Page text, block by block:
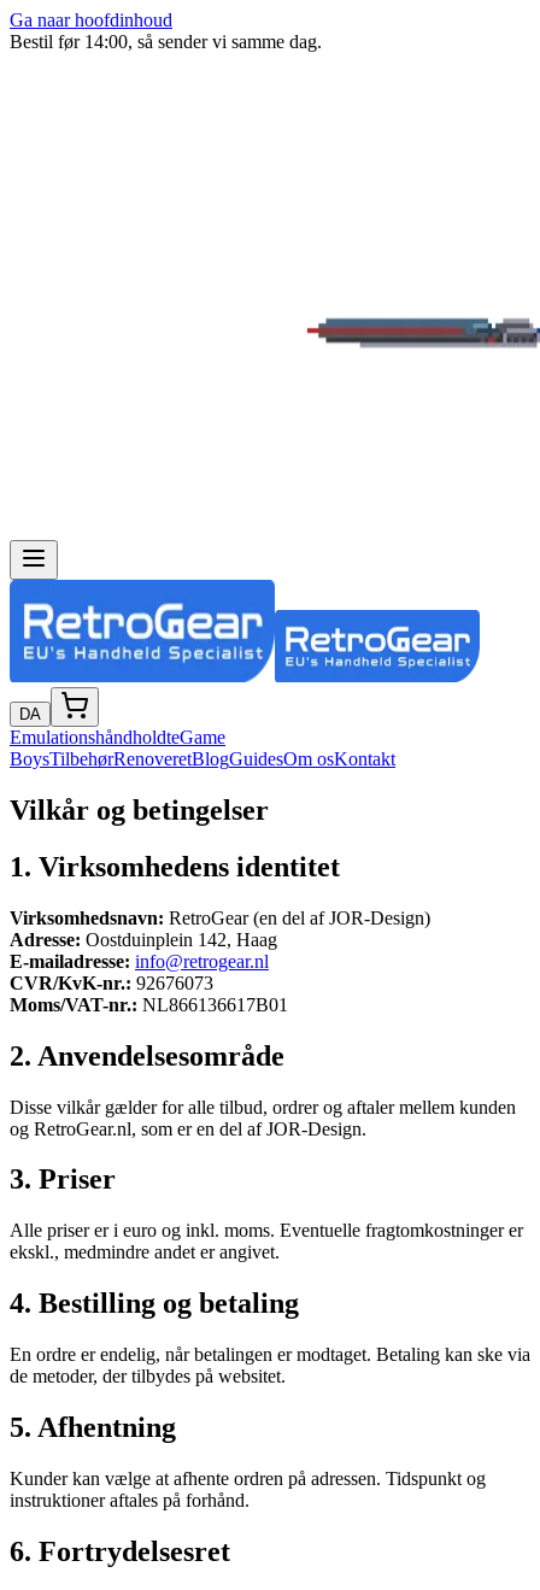
Ga naar hoofdinhoud
Bestil før 14:00, så sender vi samme dag.
DA
EmulationshåndholdteGame
BoysTilbehørRenoveretBlogGuidesOm osKontakt
Vilkår og betingelser
1. Virksomhedens identitet
Virksomhedsnavn: RetroGear (en del af JOR-Design)
Adresse: Oostduinplein 142, Haag
E-mailadresse: info@retrogear.nl
CVR/KvK-nr.: 92676073
Moms/VAT-nr.: NL866136617B01
2. Anvendelsesområde
Disse vilkår gælder for alle tilbud, ordrer og aftaler mellem kunden
og RetroGear.nl, som er en del af JOR-Design.
3. Priser
Alle priser er i euro og inkl. moms. Eventuelle fragtomkostninger er
ekskl., medmindre andet er angivet.
4. Bestilling og betaling
En ordre er endelig, når betalingen er modtaget. Betaling kan ske via
de metoder, der tilbydes på websitet.
5. Afhentning
Kunder kan vælge at afhente ordren på adressen. Tidspunkt og
instruktioner aftales på forhånd.
6. Fortrydelsesret